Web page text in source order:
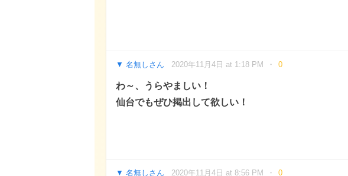
名無しさん 2020年11月4日 at 1:18 PM 0
わ～、うらやましい！
仙台でもぜひ掲出して欲しい！
名無しさん 2020年11月4日 at 8:56 PM 0